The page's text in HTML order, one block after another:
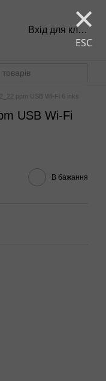
×
ESC
Вхід для клієнтів
ppm USB Wi-Fi 6 inks
USB Wi-Fi
В бажання